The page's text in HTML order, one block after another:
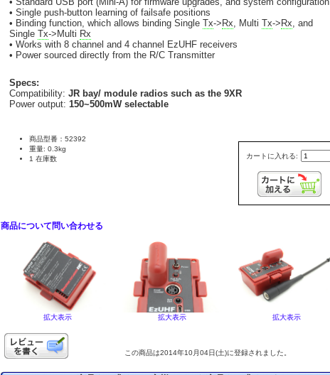
• Single push-button learning of failsafe positions
• Binding function, which allows binding Single Tx-> Rx , Multi Tx-> Rx , and
Single Tx->Multi Rx
• Works with 8 channel and 4 channel EzUHF receivers
• Power sourced directly from the R/C Transmitter
Specs:
Compatibility: JR bay/ module radios such as the 9XR
Power output: 150~500mW selectable
カートに入れる:
商品型番：52392
重量: 0.3kg
1 在庫数
商品について問い合わせる
拡大表示 拡大表示 拡大表示
この商品は2014年10月04日(土)に登録されました。